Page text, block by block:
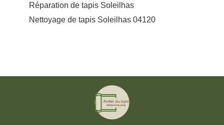
Réparation de tapis Soleilhas
Nettoyage de tapis Soleilhas 04120